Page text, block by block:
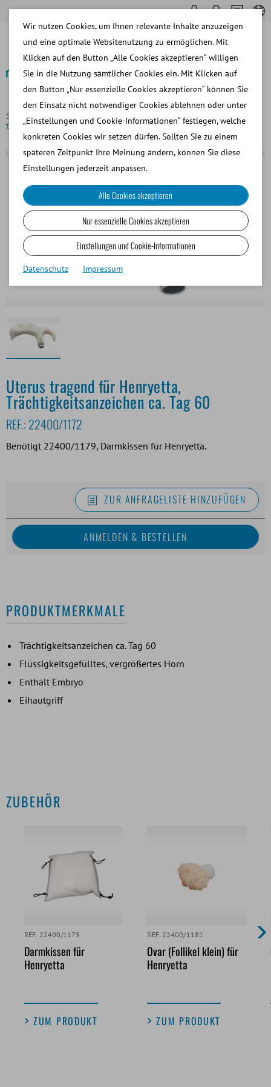
Startseite Besamung und Diagnostik
Uterus
tragend für Henryetta, Trächtigkeitsanzeichen ca. Tag 60
Zurück
Uterus tragend für Henryetta,
Trächtigkeitsanzeichen ca. Tag 60
REF.: 22400/1172
Benötigt 22400/1179, Darmkissen für Henryetta.
ZUR ANFRAGELISTE HINZUFÜGEN
PRODUKTMERKMALE
Trächtigkeitsanzeichen ca. Tag 60
Flüssigkeitsgefülltes, vergrößertes Horn
Enthält Embryo
Eihautgriff
ZUBEHÖR
REF. 22400/1179
Darmkissen für
Henryetta
ZUM PRODUKT
REF. 22400/1181
Ovar (Follikel klein) für
Henryetta
ZUM PRODUKT
Wir nutzen Cookies, um Ihnen relevante Inhalte anzuzeigen
und eine optimale Websitenutzung zu ermöglichen. Mit
Klicken auf den Button „Alle Cookies akzeptieren“ willigen
Sie in die Nutzung sämtlicher Cookies ein. Mit Klicken auf
den Button „Nur essenzielle Cookies akzeptieren“ können Sie
den Einsatz nicht notwendiger Cookies ablehnen oder unter
„Einstellungen und Cookie-Informationen“ festlegen, welche
konkreten Cookies wir setzen dürfen. Sollten Sie zu einem
späteren Zeitpunkt Ihre Meinung ändern, können Sie diese
Einstellungen jederzeit anpassen.
Alle Cookies akzeptieren
Nur essenzielle Cookies akzeptieren
Einstellungen und Cookie-Informationen
Datenschutz Impressum